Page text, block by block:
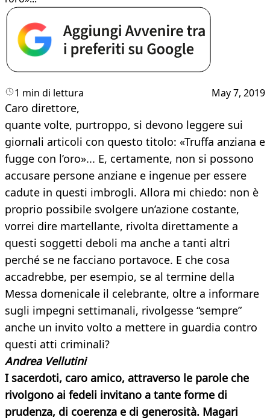
1 min di lettura May 7, 2019
Caro direttore,
quante volte, purtroppo, si devono leggere sui
giornali articoli con questo titolo: «Truffa anziana e
fugge con l’oro»... E, certamente, non si possono
accusare persone anziane e ingenue per essere
cadute in questi imbrogli. Allora mi chiedo: non è
proprio possibile svolgere un’azione costante,
vorrei dire martellante, rivolta direttamente a
questi soggetti deboli ma anche a tanti altri
perché se ne facciano portavoce. E che cosa
accadrebbe, per esempio, se al termine della
Messa domenicale il celebrante, oltre a informare
sugli impegni settimanali, rivolgesse “sempre”
anche un invito volto a mettere in guardia contro
questi atti criminali?
Andrea Vellutini
I sacerdoti, caro amico, attraverso le parole che
rivolgono ai fedeli invitano a tante forme di
prudenza, di coerenza e di generosità. Magari